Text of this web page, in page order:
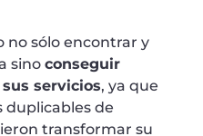
no sólo encontrar y
sino conseguir
servicios, ya que
de
transformar su